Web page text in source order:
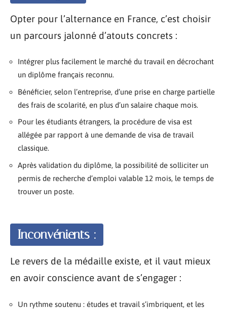
Opter pour l’alternance en France, c’est choisir
un parcours jalonné d’atouts concrets :
Intégrer plus facilement le marché du travail en décrochant
un diplôme français reconnu.
Bénéficier, selon l’entreprise, d’une prise en charge partielle
des frais de scolarité, en plus d’un salaire chaque mois.
Pour les étudiants étrangers, la procédure de visa est
allégée par rapport à une demande de visa de travail
classique.
Après validation du diplôme, la possibilité de solliciter un
permis de recherche d’emploi valable 12 mois, le temps de
trouver un poste.
Inconvénients :
Le revers de la médaille existe, et il vaut mieux
en avoir conscience avant de s’engager :
Un rythme soutenu : études et travail s’imbriquent, et les